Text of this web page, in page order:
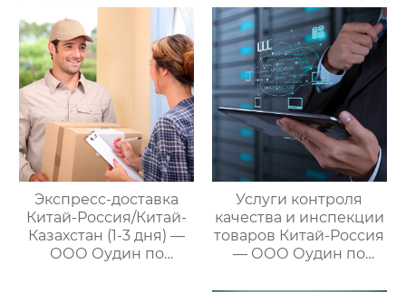
Экспресс-доставка
Китай-Россия/Китай-
Казахстан (1-3 дня) —
ООО Оудин по
Услуги контроля
качества и инспекции
товаров Китай-Россия
— ООО Оудин по